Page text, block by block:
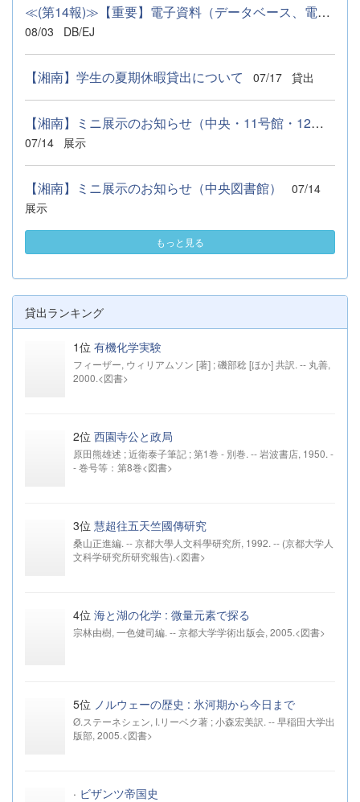
≪(第14報)≫【重要】電子資料（データベース、電子ジャーナル、電...
08/03 DB/EJ
【湘南】学生の夏期休暇貸出について 07/17 貸出
【湘南】ミニ展示のお知らせ（中央・11号館・12号館・13号館図書館）
07/14 展示
【湘南】ミニ展示のお知らせ（中央図書館）
07/14
展示
もっと見る
貸出ランキング
1位 有機化学実験
フィーザー, ウィリアムソン [著] ; 磯部稔 [ほか] 共訳. -- 丸善,
2000.<図書>
2位 西園寺公と政局
原田熊雄述 ; 近衛泰子筆記 ; 第1巻 - 別巻. -- 岩波書店, 1950. -
- 巻号等：第8巻<図書>
3位 慧超往五天竺國傳研究
桑山正進編. -- 京都大學人文科學研究所, 1992. -- (京都大学人
文科学研究所研究報告).<図書>
4位 海と湖の化学 : 微量元素で探る
宗林由樹, 一色健司編. -- 京都大学学術出版会, 2005.<図書>
5位 ノルウェーの歴史 : 氷河期から今日まで
Ø.ステーネシェン, I.リーベク著 ; 小森宏美訳. -- 早稲田大学出
版部, 2005.<図書>
· ビザンツ帝国史